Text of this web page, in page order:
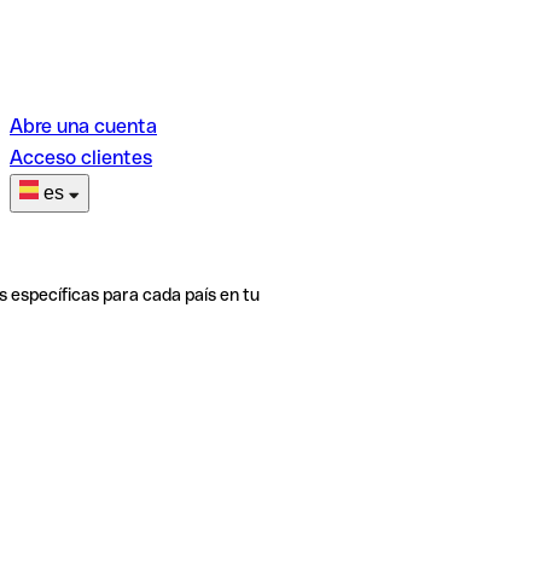
Abre una cuenta
Acceso clientes
es
específicas para cada país en tu